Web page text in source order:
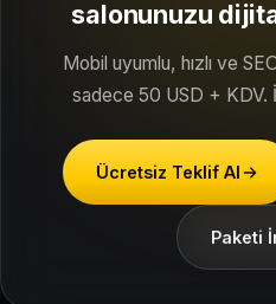
salonunuzu
Mobil uyumlu, hızlı ve
sadece 50 USD + KDV.
Ücretsiz Teklif Al
Paketi